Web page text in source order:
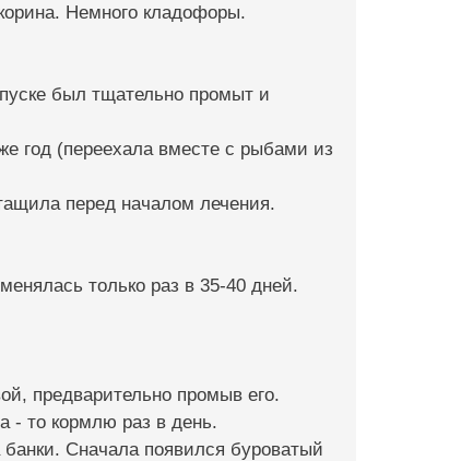
Немного кладофоры.
был тщательно промыт и
год (переехала вместе с рыбами из
перед началом лечения.
только раз в 35-40 дней.
предварительно промыв его.
- то кормлю раз в день.
Сначала появился буроватый